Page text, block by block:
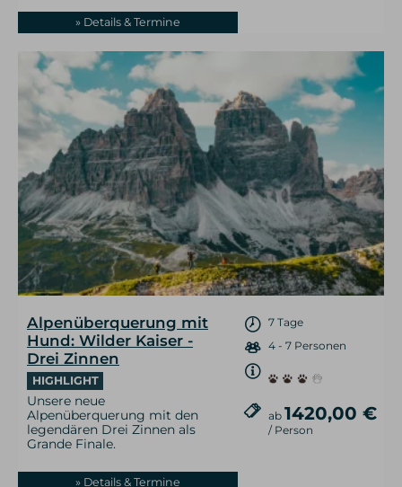
» Details & Termine
Alpenüberquerung mit
Hund: Wilder Kaiser -
Drei Zinnen
HIGHLIGHT
Unsere neue
Alpenüberquerung mit den
legendären Drei Zinnen als
Grande Finale.
» Details & Termine
7 Tage
4 - 7 Personen
ab 1420,00 €
/ Person